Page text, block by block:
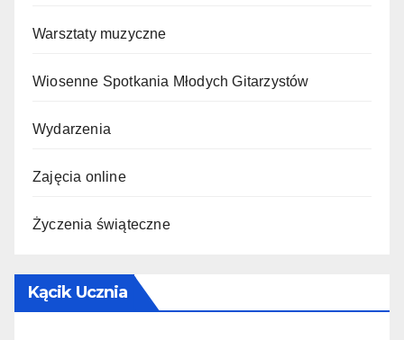
Warsztaty muzyczne
Wiosenne Spotkania Młodych Gitarzystów
Wydarzenia
Zajęcia online
Życzenia świąteczne
Kącik Ucznia